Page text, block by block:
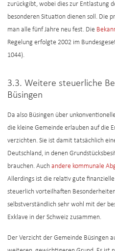
zurückgibt, wobei dies zur Entlastung
besonderen Situation dienen soll. Die
man alle fünf Jahre neu fest. Die
Regelung erfolgte 2002 im
1044).
3.3. Weitere steuerliche
Büsingen
Da also Büsingen über
die kleine Gemeinde erlauben auf die
verzichten. Sie ist damit tatsächlich
Deutschland, in denen
brauchen. Auch andere kommunale
Allerdings ist die relativ gute
steuerlich vorteilhaften
selbstverständlich sehr wohl mit der
Exklave in der Schweiz zusammen.
Der Verzicht der Gemeinde Büsingen